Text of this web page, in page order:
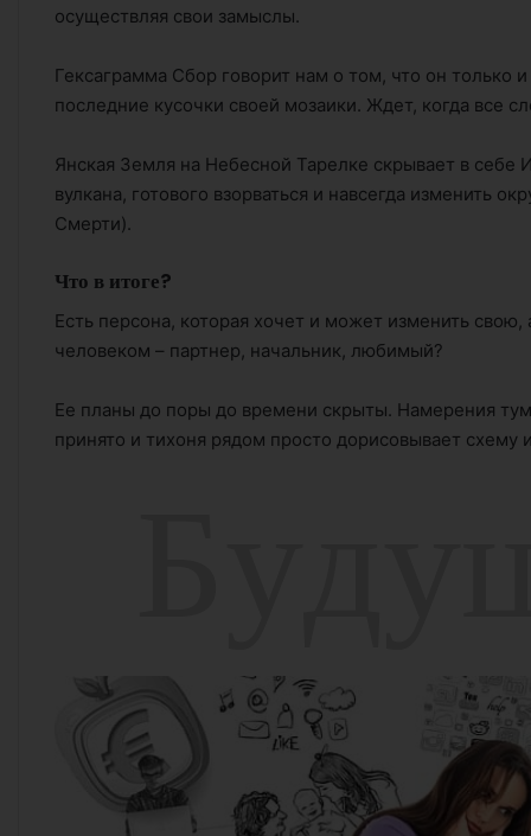
осуществляя свои замыслы.
Гексаграмма Сбор говорит нам о том, что он только
последние кусочки своей мозаики. Ждет, когда все
Янская Земля на Небесной Тарелке скрывает в себе
вулкана, готового взорваться и навсегда изменить
Смерти).
Что в итоге?
Есть персона, которая хочет и может изменить
человеком – партнер, начальник, любимый?
Ее планы до поры до времени скрыты. Намерения
принято и тихоня рядом просто дорисовывает